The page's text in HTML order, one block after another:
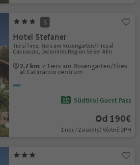
S
Hotel Stefaner
Tiers/Tires, Tiers am Rosengarten/Tires al
Catinaccio, Dolomites Region Seiser Alm
2.7 km z Tiers am Rosengarten/Tires
al Catinaccio centrum
Südtirol Guest Pass
Od 190€
1 noc / 2 osob(y) Včetně DPH